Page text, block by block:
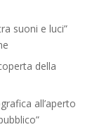
suoni e luci”
della
all’aperto